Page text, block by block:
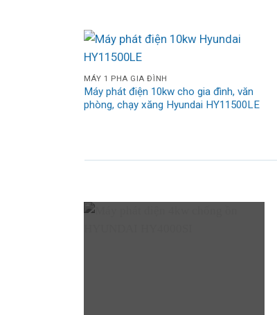
MÁY 1 PHA GIA ĐÌNH
Máy phát điện 10kw cho gia đình, văn
phòng, chạy xăng Hyundai HY11500LE